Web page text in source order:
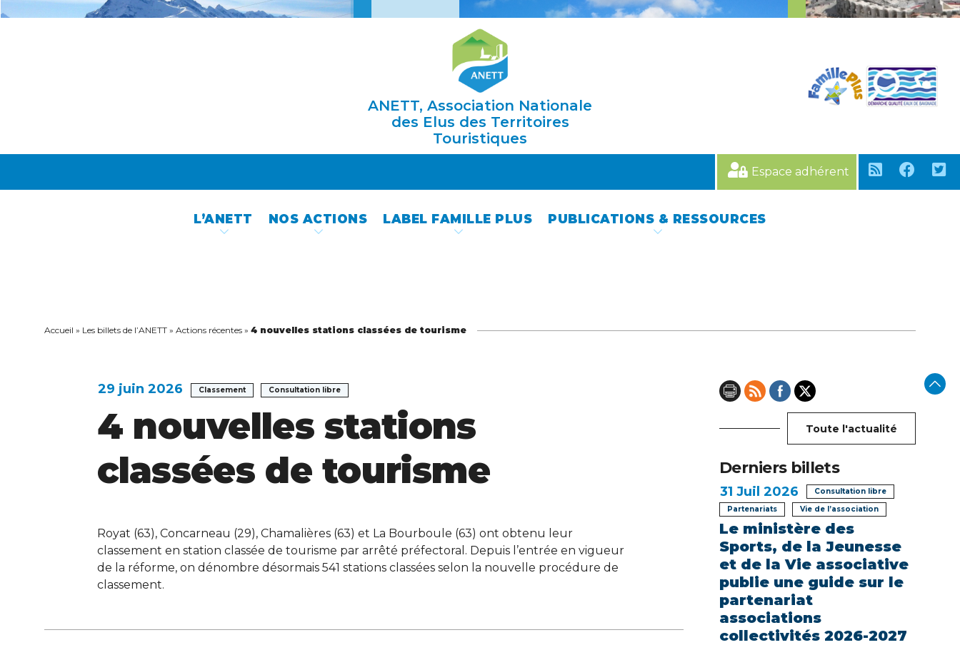
ANETT, Association Nationale
des Elus des Territoires
Touristiques
Espace adhérent
L’ANETT NOS ACTIONS LABEL FAMILLE PLUS PUBLICATIONS & RESSOURCES
Accueil » Les billets de l’ANETT » Actions récentes » 4 nouvelles stations classées de tourisme
29 juin 2026 Classement Consultation libre
4 nouvelles stations
classées de tourisme
Royat (63), Concarneau (29), Chamalières (63) et La Bourboule (63) ont obtenu leur
classement en station classée de tourisme par arrêté préfectoral. Depuis l’entrée en vigueur
de la réforme, on dénombre désormais 541 stations classées selon la nouvelle procédure de
classement.
Toute l'actualité
Derniers billets
31 Juil 2026
Consultation libre
Partenariats
Vie de l’association
Le ministère des
Sports, de la Jeunesse
et de la Vie associative
publie une guide sur le
partenariat
associations
collectivités 2026-2027